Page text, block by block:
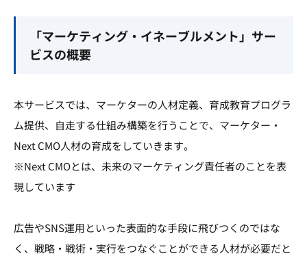
「マーケティング・イネーブルメント」サー
ビスの概要
本サービスでは、マーケターの人材定義、育成教育プログラ
ム提供、自走する仕組み構築を行うことで、マーケター・
Next CMO人材の育成をしていきます。
※Next CMOとは、未来のマーケティング責任者のことを表
現しています
広告やSNS運用といった表面的な手段に飛びつくのではな
く、戦略・戦術・実行をつなぐことができる人材が必要だと